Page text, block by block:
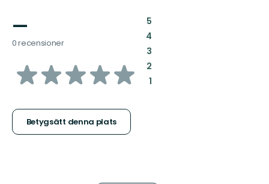
—
0 recensioner
av
stjärnor
Betygsätt denna plats
5:
4:
3:
2:
1: